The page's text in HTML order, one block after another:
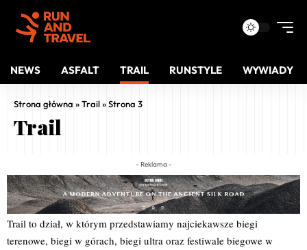
NEWS ASFALT TRAIL RUNSTYLE WYWIADY
Strona główna »Trail»Strona 3
Trail
- Reklama -
Trail to dział, w którym przedstawiamy najciekawsze biegi
terenowe, biegi w górach, biegi ultra oraz festiwale biegowe w